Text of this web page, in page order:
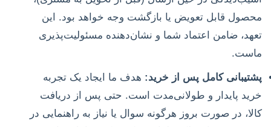
محصول قابل تعویض یا بازگشت وجه خواهد بود. این
تعهد، ضامن اعتماد شما و نشان‌دهنده مسئولیت‌پذیری
ماست.
پشتیبانی کامل پس از خرید: هدف ما ایجاد یک تجربه
خرید پایدار و طولانی‌مدت است. حتی پس از دریافت
کالا، در صورت بروز هرگونه سوال یا نیاز به راهنمایی در